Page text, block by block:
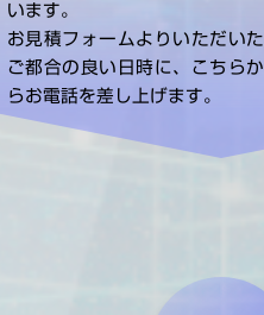
います。
お見積フォームよりいただいた
ご都合の良い日時に、こちらか
らお電話を差し上げます。